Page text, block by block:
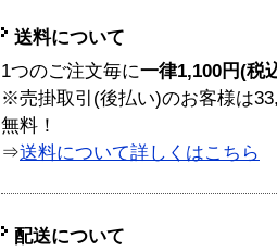
送料について
1つのご注文毎に一律1,100円(税
※売掛取引(後払い)のお客様は
無料！
⇒送料について詳しくはこちら
配送について